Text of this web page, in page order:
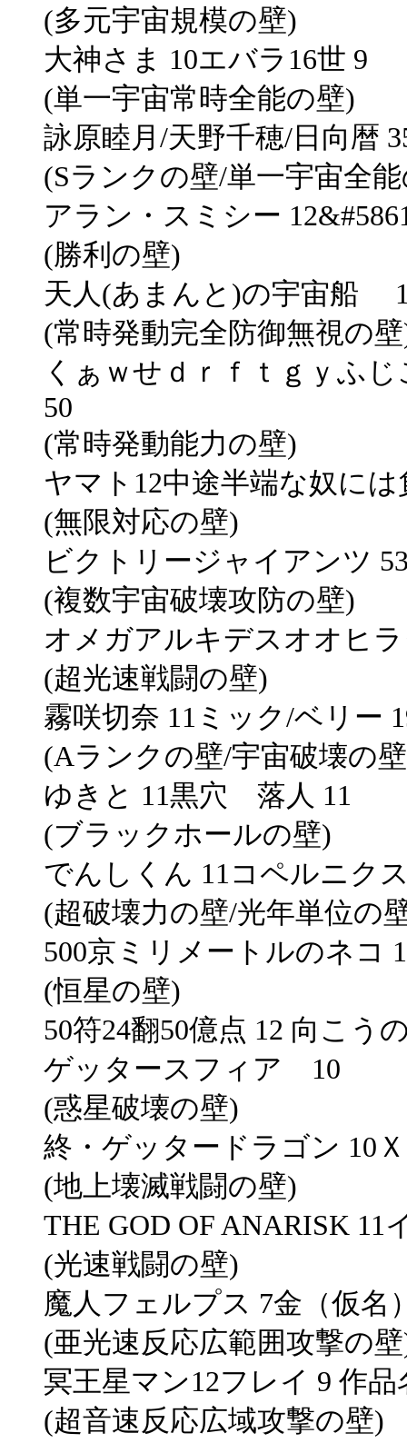
(多元宇宙規模の壁)
大神さま 10エバラ16世 9
(単一宇宙常時全能の壁)
詠原睦月/天野千穂/日向暦
(Sランクの壁/単一宇宙全
アラン・スミシー
(勝利の壁)
天人(あまんと)の宇宙船
(常時発動完全防御無視の
くぁｗせｄｒｆｔｇｙふ
50
(常時発動能力の壁)
ヤマト12中途半端な奴に
(無限対応の壁)
ビクトリージャイアンツ
(複数宇宙破壊攻防の壁)
オメガアルキデスオオヒラ
(超光速戦闘の壁)
霧咲切奈 11ミック/ベリー
(Aランクの壁/宇宙破壊の
ゆきと 11黒穴 落人 11
(ブラックホールの壁)
でんしくん 11コペルニク
(超破壊力の壁/光年単位の
500京ミリメートルのネコ
(恒星の壁)
50符24翻50億点 12 向こう
ゲッタースフィア 10
(惑星破壊の壁)
終・ゲッタードラゴン 10
(地上壊滅戦闘の壁)
THE GOD OF ANARISK 11
(光速戦闘の壁)
魔人フェルプス 7金（仮名
(亜光速反応広範囲攻撃の
冥王星マン12フレイ 9 作
(超音速反応広域攻撃の壁)